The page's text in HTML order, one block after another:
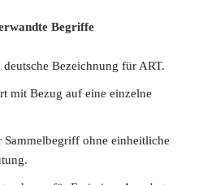
Begriffe
Bezeichnung für ART.
mit Bezug auf eine einzelne
ohne einheitliche